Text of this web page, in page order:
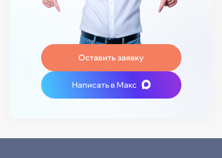
Оставить заявку
Написать в Макс